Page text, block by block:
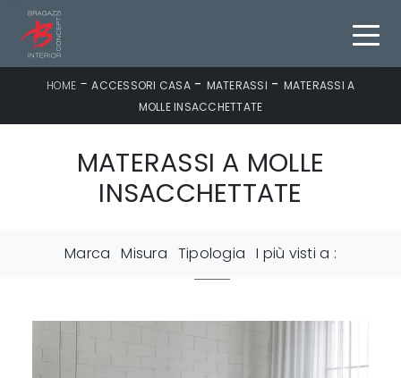
HOME -ACCESSORI CASA- MATERASSI - MATERASSI A
MOLLE INSACCHETTATE
MATERASSI A MOLLE
INSACCHETTATE
Marca Misura Tipologia I più visti a :